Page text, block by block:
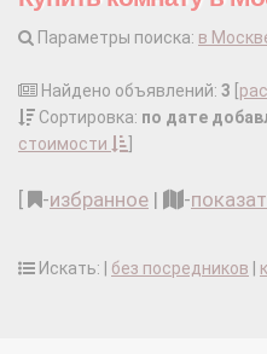
Параметры поиска: в
Найдено объявлений: 3
Сортировка: по дате
стоимости
-избранное | -
Искать: | без посредников